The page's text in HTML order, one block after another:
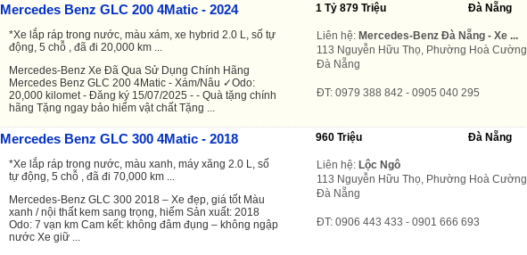
Mercedes Benz GLC 200 4Matic - 2024 1 Tỷ 879 Triệu Đà Nẵng
*Xe lắp ráp trong nước, màu xám, xe hybrid 2.0 L, số tự
động, 5 chỗ , đã đi 20,000 km ...
Mercedes-Benz Xe Đã Qua Sử Dụng Chính Hãng
Mercedes Benz GLC 200 4Matic - Xám/Nâu ✓Odo:
20,000 kilomet - Đăng ký 15/07/2025 - - Quà tặng chính
hãng Tặng ngay bảo hiểm vật chất Tặng ...
Liên hệ: Mercedes-Benz Đà Nẵng - Xe ...
113 Nguyễn Hữu Thọ, Phường Hoà Cường
Đà Nẵng
ĐT: 0979 388 842 - 0905 040 295
Mercedes Benz GLC 300 4Matic - 2018 960 Triệu Đà Nẵng
*Xe lắp ráp trong nước, màu xanh, máy xăng 2.0 L, số
tự động, 5 chỗ , đã đi 70,000 km ...
Mercedes-Benz GLC 300 2018 – Xe đẹp, giá tốt Màu
xanh / nội thất kem sang trọng, hiếm Sản xuất: 2018
Odo: 7 vạn km Cam kết: không đâm đụng – không ngập
nước Xe giữ ...
Liên hệ: Lộc Ngô
113 Nguyễn Hữu Thọ, Phường Hoà Cường
Đà Nẵng
ĐT: 0906 443 433 - 0901 666 693